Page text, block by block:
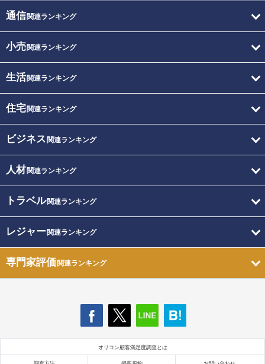
通信関連ランキング
小売関連ランキング
生活関連ランキング
住宅関連ランキング
ビジネス 関連ランキング
人材関連ランキング
トラベル関連ランキング
レジャー関連ランキング
専門家評価関連ランキング
オリコン顧客満足度調査とは